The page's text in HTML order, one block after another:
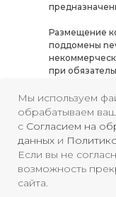
Мы используем
обрабатываем
с Согласием на
данных и
Если вы не
возможность
сайта.
Размещение
поддомены
при
источник —
целях, а
письменного
влечёт
цитирования.